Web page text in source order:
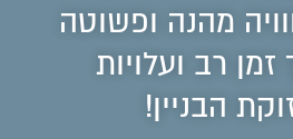
מהנה ופשוטה
זמן רב ועלויות
הבניין!